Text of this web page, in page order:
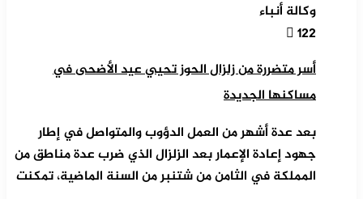
وكالة أنباء
122
أسر متضررة من زلزال الحوز تحيي عيد الأضحى في
مساكنها الجديدة
بعد عدة أشهر من العمل الدؤوب والمتواصل في إطار
جهود إعادة الإعمار بعد الزلزال الذي ضرب عدة مناطق من
المملكة في الثامن من شتنبر من السنة الماضية، تمكنت